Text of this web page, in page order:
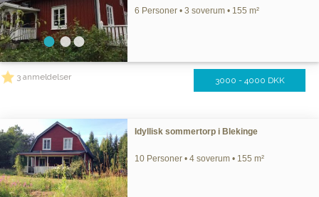
6 Personer • 3 soverum • 155 m²
3 anmeldelser 3000 - 4000 DKK
Idyllisk sommertorp i Blekinge
10 Personer • 4 soverum • 155 m²